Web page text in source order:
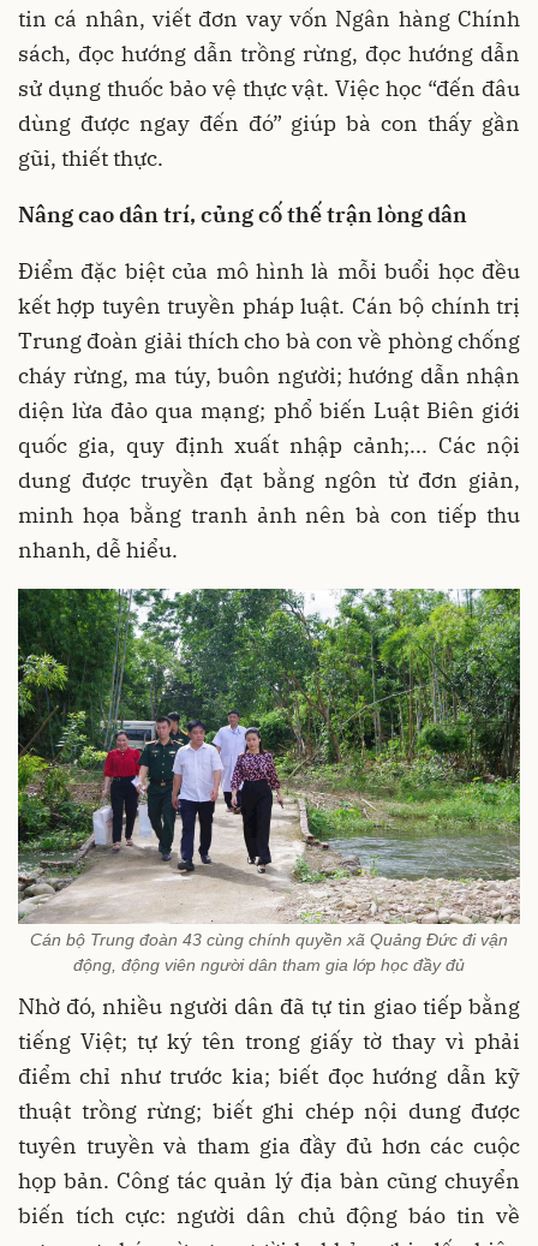
tin cá nhân, viết đơn vay vốn Ngân hàng Chính
sách, đọc hướng dẫn trồng rừng, đọc hướng dẫn
sử dụng thuốc bảo vệ thực vật. Việc học “đến đâu
dùng được ngay đến đó” giúp bà con thấy gần
gũi, thiết thực.
Nâng cao dân trí, củng cố thế trận lòng dân
Điểm đặc biệt của mô hình là mỗi buổi học đều
kết hợp tuyên truyền pháp luật. Cán bộ chính trị
Trung đoàn giải thích cho bà con về phòng chống
cháy rừng, ma túy, buôn người; hướng dẫn nhận
diện lừa đảo qua mạng; phổ biến Luật Biên giới
quốc gia, quy định xuất nhập cảnh;... Các nội
dung được truyền đạt bằng ngôn từ đơn giản,
minh họa bằng tranh ảnh nên bà con tiếp thu
nhanh, dễ hiểu.
Cán bộ Trung đoàn 43 cùng chính quyền xã Quảng Đức đi vận
động, động viên người dân tham gia lớp học đầy đủ
Nhờ đó, nhiều người dân đã tự tin giao tiếp bằng
tiếng Việt; tự ký tên trong giấy tờ thay vì phải
điểm chỉ như trước kia; biết đọc hướng dẫn kỹ
thuật trồng rừng; biết ghi chép nội dung được
tuyên truyền và tham gia đầy đủ hơn các cuộc
họp bản. Công tác quản lý địa bàn cũng chuyển
biến tích cực: người dân chủ động báo tin về